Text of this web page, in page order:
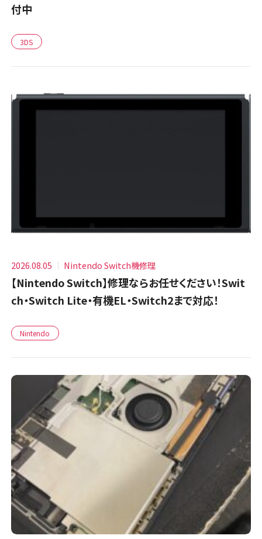
付中
3DS
2026.08.05 Nintendo Switch機修理
【Nintendo Switch】修理ならお任せください！Swit
ch・Switch Lite・有機EL・Switch2まで対応！
Nintendo